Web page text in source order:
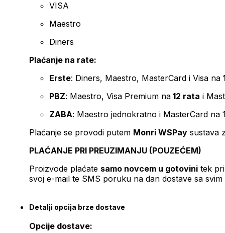
VISA
Maestro
Diners
Plaćanje na rate:
Erste: Diners, Maestro, MasterCard i Visa na
PBZ: Maestro, Visa Premium na 12 rata i
ZABA: Maestro jednokratno i MasterCard na
Plaćanje se provodi putem Monri WSPay sustava
PLAĆANJE PRI PREUZIMANJU (POUZEĆEM)
Proizvode plaćate samo novcem u gotovini tek
svoj e-mail te SMS poruku na dan dostave sa svim
Detalji opcija brze dostave
Opcije dostave: